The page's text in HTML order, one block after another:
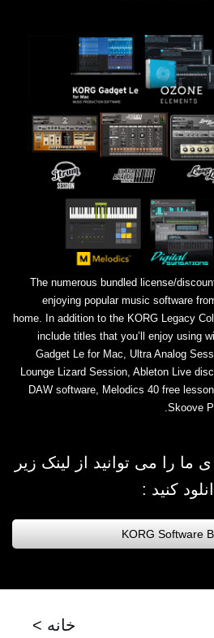
The numerous bundled license/
enjoying popular music software
home. In addition to the KORG Legacy
include titles that you’ll enjoy using
Gadget Le for Mac, Ultra Analog
Lounge Lizard Session, Ableton Live
DAW software, Melodics 40 free
Skoove
ما را می توانید از لینک زیر
کنید :
KORG Software
< خانه